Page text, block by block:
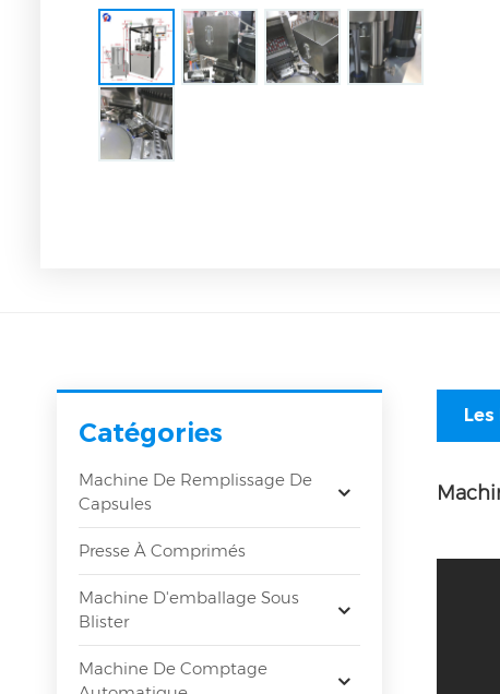
Catégories
Machine De Remplissage De
Capsules
Presse À Comprimés
Machine D'emballage Sous
Blister
Machine De Comptage